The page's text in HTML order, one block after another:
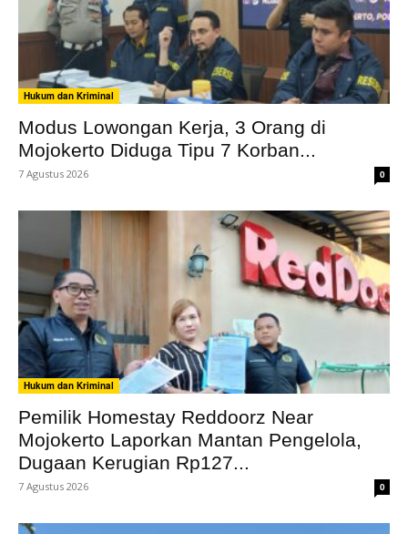
Hukum dan Kriminal
Modus Lowongan Kerja, 3 Orang di
Mojokerto Diduga Tipu 7 Korban...
7 Agustus 2026 0
Hukum dan Kriminal
Pemilik Homestay Reddoorz Near
Mojokerto Laporkan Mantan Pengelola,
Dugaan Kerugian Rp127...
7 Agustus 2026 0